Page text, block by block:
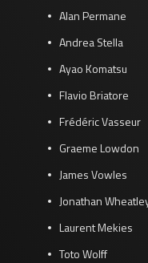
Alan Permane
Andrea Stella
Ayao Komatsu
Flavio Briatore
Frédéric Vasseur
Graeme Lowdon
James Vowles
Jonathan
Laurent Mekies
Toto Wolff